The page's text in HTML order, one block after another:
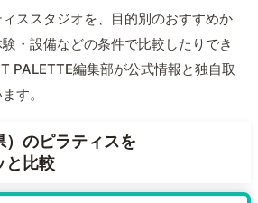
ススタジオを、目的別のおすすめか
・設備などの条件で比較したりでき
PALETTE編集部が公式情報と独自取
す。
のピラティスを
と比較